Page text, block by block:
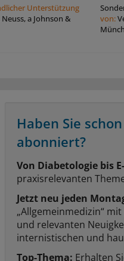
Unterstützung
a Johnson &
von:
Haben Sie
abonniert?
Von Diabetologie bis
praxisrelevanten
Jetzt neu jeden
„Allgemeinmedizin“
und relevanten
internistischen und
Top-Thema: Erhalten